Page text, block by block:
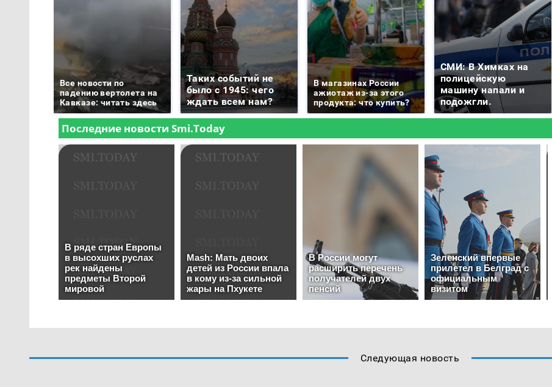
Все новости по
падению вертолета на
Кавказе: читать здесь
Таких событий не
было с 1945: чего
ждать всем нам?
В магазинах России
ажиотаж из-за этого
продукта: что купить?
СМИ: В Химках на
полицейскую
машину напали и
подожгли.
Следующая новость